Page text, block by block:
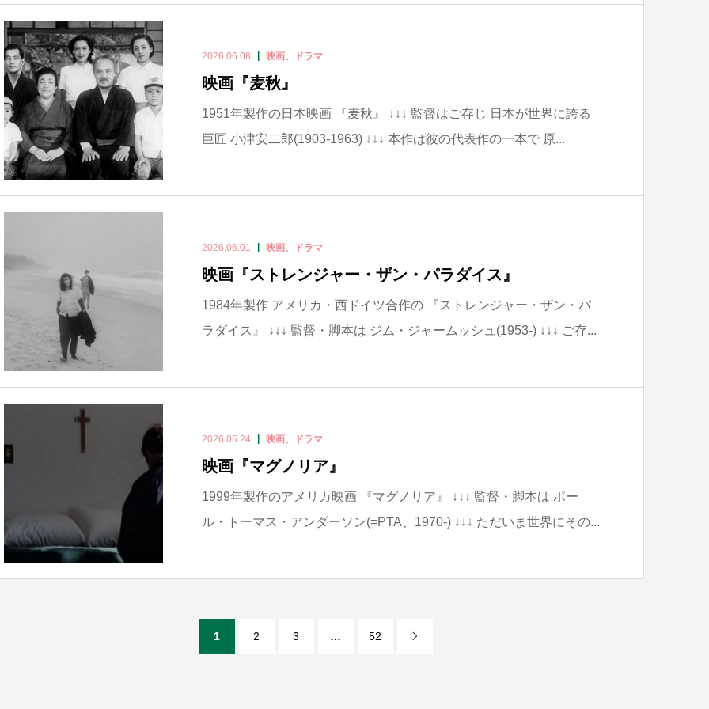
2026.06.08 映画、ドラマ
映画『麦秋』
1951年製作の日本映画 『麦秋』 ↓↓↓ 監督はご存じ 日本が世界に誇る
巨匠 小津安二郎(1903-1963) ↓↓↓ 本作は彼の代表作の一本で 原...
2026.06.01 映画、ドラマ
映画『ストレンジャー・ザン・パラダイス』
1984年製作 アメリカ・西ドイツ合作の 『ストレンジャー・ザン・パ
ラダイス』 ↓↓↓ 監督・脚本は ジム・ジャームッシュ(1953-) ↓↓↓ ご存...
2026.05.24 映画、ドラマ
映画『マグノリア』
1999年製作のアメリカ映画 『マグノリア』 ↓↓↓ 監督・脚本は ポー
ル・トーマス・アンダーソン(=PTA、1970-) ↓↓↓ ただいま世界にその...
1 2 3 … 52 